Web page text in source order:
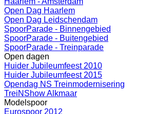
Open Dag Haarlem
Open Dag Leidschendam
SpoorParade - Binnengebied
SpoorParade - Buitengebied
SpoorParade - Treinparade
Open dagen
Huider Jubileumfeest 2010
Huider Jubileumfeest 2015
Opendag NS Treinmodernisering
TreiNShow Alkmaar
Modelspoor
Eurospoor 2012